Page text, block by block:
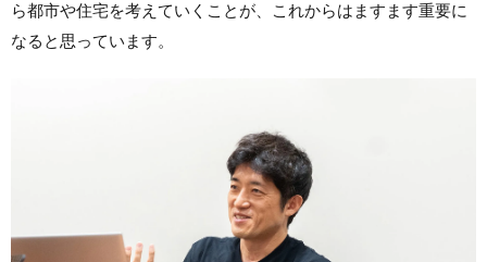
ら都市や住宅を考えていくことが、これからはますます重要に
なると思っています。